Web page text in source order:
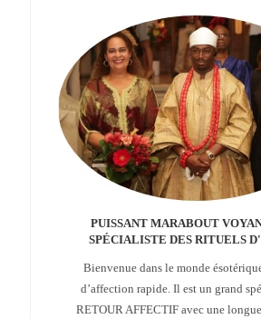
PUISSANT MARABOUT
SPÉCIALISTE DES RITUELS
Bienvenue dans le monde
d’affection rapide. Il est un grand
RETOUR AFFECTIF avec une